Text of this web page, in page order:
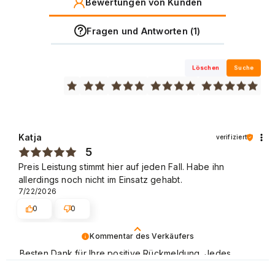
Bewertungen von Kunden
Fragen und Antworten (1)
Löschen Suche
Kommentar des Verkäufers
Besten Dank für Ihre positive Rückmeldung. Jedes
Katja verifiziert
5
Preis Leistung stimmt hier auf jeden Fall. Habe ihn
allerdings noch nicht im Einsatz gehabt.
7/22/2026
0
0